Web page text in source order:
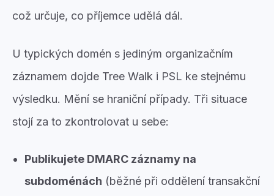
což určuje, co příjemce udělá dál.
U typických domén s jediným organizačním
záznamem dojde Tree Walk i PSL ke stejnému
výsledku. Mění se hraniční případy. Tři situace
stojí za to zkontrolovat u sebe:
Publikujete DMARC záznamy na
subdoménách (běžné při oddělení transakční